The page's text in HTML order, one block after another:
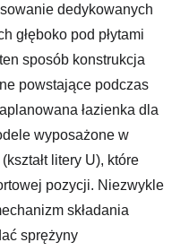
dedykowanych
głęboko pod płytami
sposób konstrukcja
powstające podczas
łazienka dla
wyposażone w
litery U), które
pozycji. Niezwykle
składania
sprężyny